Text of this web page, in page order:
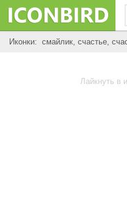
Иконки: смайлик, счастье,
Лайкнуть в